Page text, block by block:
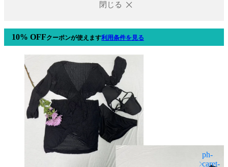
閉じる
10% OFFクーポンが使えます利用条件を見る